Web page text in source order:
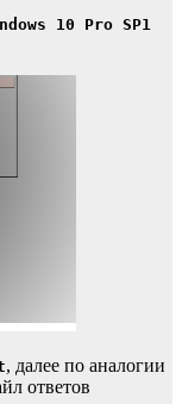
10 Pro SP1
, далее по аналогии
ответов